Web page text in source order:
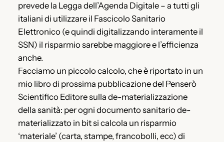
prevede la Legga dell’Agenda Digitale – a tutti gli
italiani di utilizzare il Fascicolo Sanitario
Elettronico (e quindi digitalizzando interamente il
SSN) il risparmio sarebbe maggiore e l’efficienza
anche.
Facciamo un piccolo calcolo, che è riportato in un
mio libro di prossima pubblicazione del Penserò
Scientifico Editore sulla de-materializzazione
della sanità: per ogni documento sanitario de-
materializzato in bit si calcola un risparmio
‘materiale’ (carta, stampe, francobolli, ecc) di